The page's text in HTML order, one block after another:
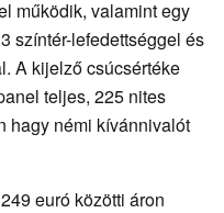
működik, valamint egy
színtér-lefedettséggel és
A kijelző csúcsértéke
teljes, 225 nites
hagy némi kívánnivalót
euró közötti áron